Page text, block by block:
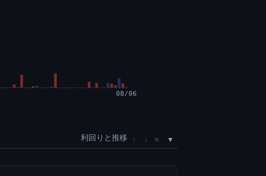
08/06
利回りと推移 ↑ ↓ ×